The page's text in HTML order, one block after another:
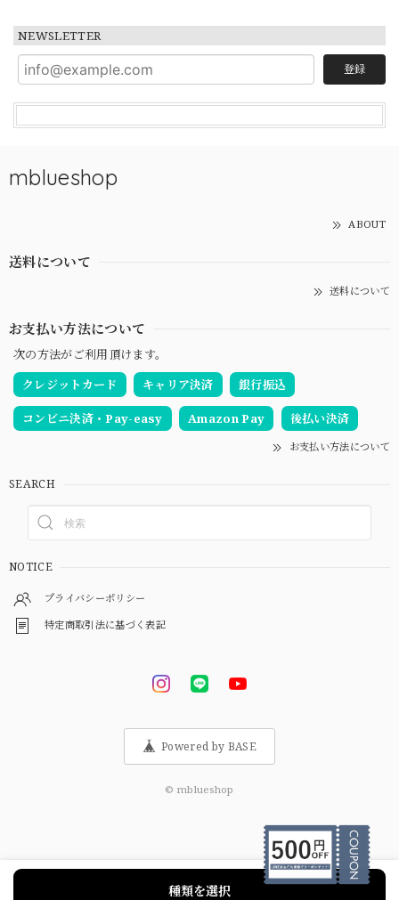
NEWSLETTER
登録
mblueshop
ABOUT
送料について
送料について
お支払い方法について
次の方法がご利用頂けます。
クレジットカード
キャリア決済 銀行振込
コンビニ決済・Pay-easy Amazon Pay 後払い決済
お支払い方法について
SEARCH
NOTICE
プライバシーポリシー
特定商取引法に基づく表記
Powered by BASE
© mblueshop
種類を選択